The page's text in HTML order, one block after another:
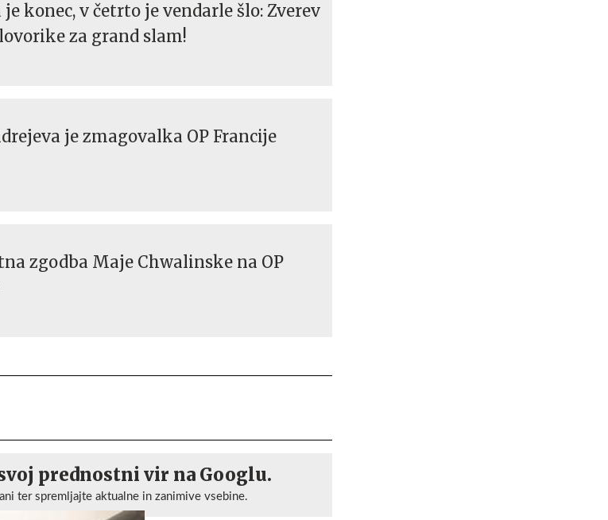
je konec, v četrto je vendarle šlo: Zverev
za grand slam!
je zmagovalka OP Francije
zgodba Maje Chwalinske na OP
prednostni vir na Googlu.
ter spremljajte aktualne in zanimive vsebine.